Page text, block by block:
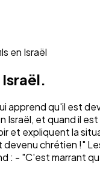
en Israël
apprend qu'il est
Israël, et quand il
et expliquent la
chrétien !"
: - "C'est marrant